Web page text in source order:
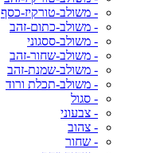
- משולב-טורקיז-כסף
- משולב-כתום-זהב
- משולב-ססגוני
- משולב-שחור-זהב
- משולב-שמנת-זהב
- משולב-תכלת ורוד
- סגול
- צבעוני
- צהוב
- שחור